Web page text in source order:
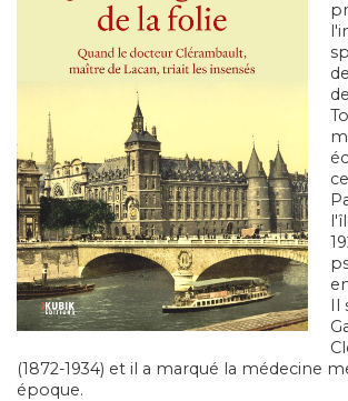
Il
(1872-1934) et il a marqué la médecine
époque.